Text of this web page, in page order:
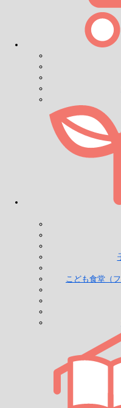
こども食堂（